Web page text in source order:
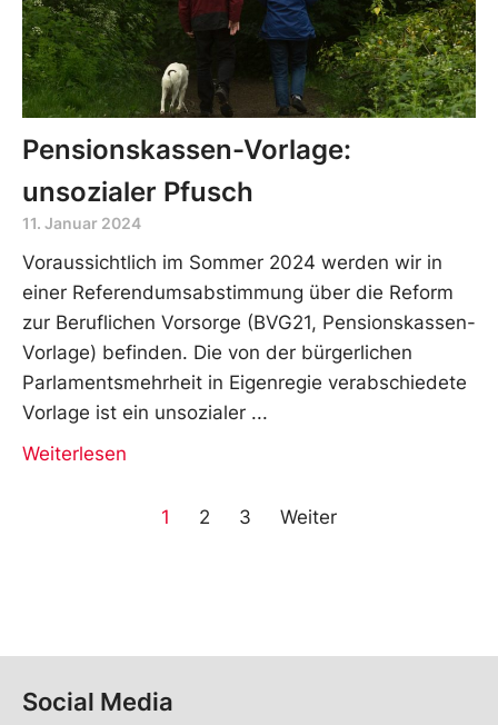
Pensionskassen-Vorlage:
unsozialer Pfusch
11. Januar 2024
Voraussichtlich im Sommer 2024 werden wir in
einer Referendumsabstimmung über die Reform
zur Beruflichen Vorsorge (BVG21, Pensionskassen-
Vorlage) befinden. Die von der bürgerlichen
Parlamentsmehrheit in Eigenregie verabschiedete
Vorlage ist ein unsozialer
Weiterlesen
1 2 3 Weiter
Social Media